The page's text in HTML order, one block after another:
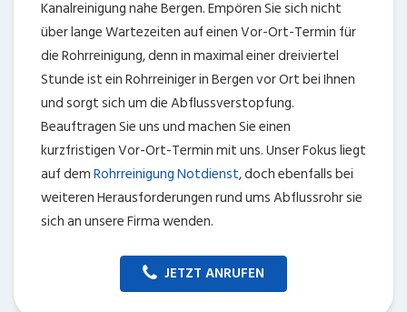
Kanalreinigung nahe Bergen. Empören Sie sich nicht
über lange Wartezeiten auf einen Vor-Ort-Termin für
die Rohrreinigung, denn in maximal einer dreiviertel
Stunde ist ein Rohrreiniger in Bergen vor Ort bei Ihnen
und sorgt sich um die Abflussverstopfung.
Beauftragen Sie uns und machen Sie einen
kurzfristigen Vor-Ort-Termin mit uns. Unser Fokus liegt
auf demRohrreinigung Notdienst, doch ebenfalls bei
weiteren Herausforderungen rund ums Abflussrohr sie
sich an unsere Firma wenden.
JETZT ANRUFEN